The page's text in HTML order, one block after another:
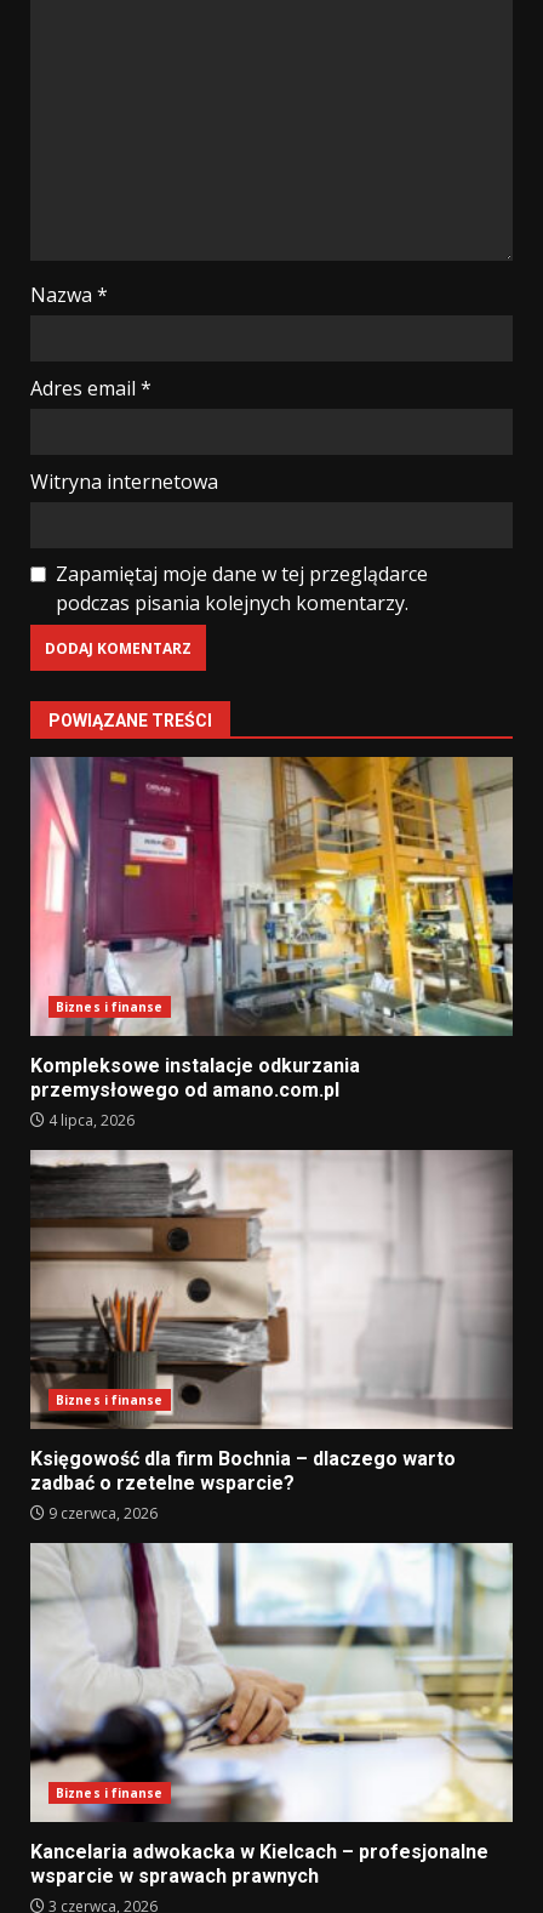
Nazwa *
Adres email *
Witryna internetowa
Zapamiętaj moje dane w tej przeglądarce
podczas pisania kolejnych komentarzy.
POWIĄZANE TREŚCI
Biznes i finanse
Kompleksowe instalacje odkurzania
przemysłowego od amano.com.pl
4 lipca, 2026
Biznes i finanse
Księgowość dla firm Bochnia – dlaczego warto
zadbać o rzetelne wsparcie?
9 czerwca, 2026
Biznes i finanse
Kancelaria adwokacka w Kielcach – profesjonalne
wsparcie w sprawach prawnych
3 czerwca, 2026